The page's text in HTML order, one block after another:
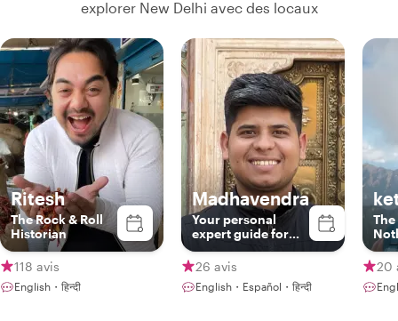
explorer New Delhi avec des locaux
Ritesh
The Rock & Roll
Historian
118 avis
English・हिन्दी
Madhavendra
Your personal
expert guide for
Delhi, Agra &
Jaipur!!
26 avis
English・Español・हिन्दी
20